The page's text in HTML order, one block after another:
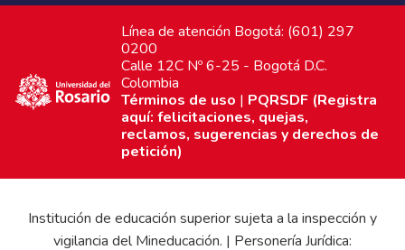
Línea de atención Bogotá: (601) 297
0200
Calle 12C Nº 6-25 - Bogotá D.C.
Colombia
Términos de uso | PQRSDF (Registra
aquí: felicitaciones, quejas,
reclamos, sugerencias y derechos de
petición)
Institución de educación superior sujeta a la inspección y
vigilancia del Mineducación. | Personería Jurídica: